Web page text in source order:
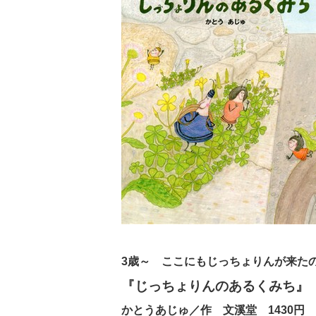
3歳～ ここにもじっちょりんが来た
『じっちょりんのあるくみち』
かとうあじゅ／作 文溪堂 1430円